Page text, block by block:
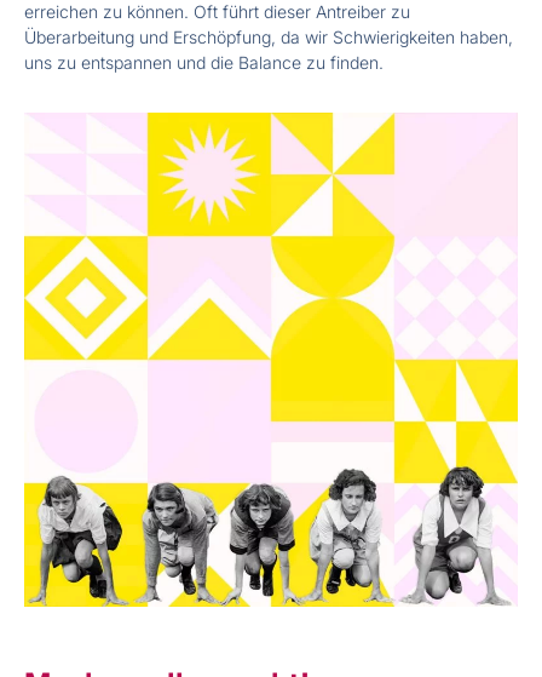
erreichen zu können. Oft führt dieser Antreiber zu
Überarbeitung und Erschöpfung, da wir Schwierigkeiten haben,
uns zu entspannen und die Balance zu finden.